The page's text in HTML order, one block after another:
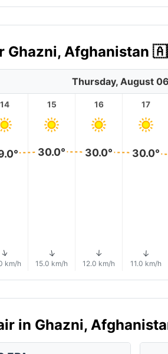
Ghazni, Afghanistan
Thursday, August
14
↑
km/h
15
30.0°
↑
15.0 km/h
16
30.0°
↑
12.0 km/h
17
30.0°
↑
11.0 km/h
in Ghazni,